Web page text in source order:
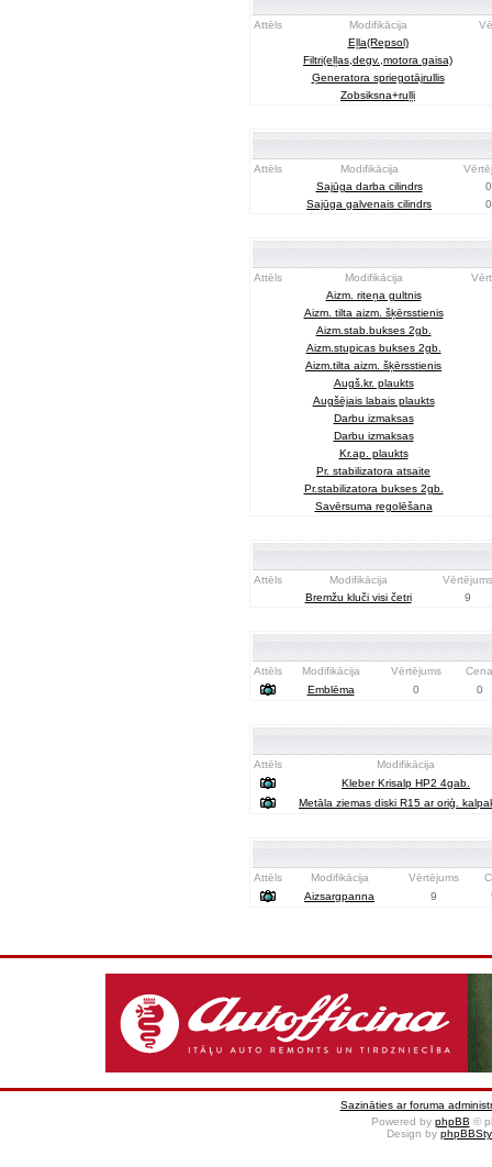
Attēls Modifikācija
Eļļa(Repsol)
Filtri(eļļas,degv.,motora gaisa)
Ģeneratora spriegotājrullis
Zobsiksna+ruļļi
Attēls Modifikācija
Sajūga darba cilindrs
0
Sajūga galvenais cilindrs
0
Attēls Modifikācija
Aizm. riteņa gultnis
Aizm. tilta aizm. šķērsstienis
Aizm.stab.bukses 2gb.
Aizm.stupicas bukses 2gb.
Aizm.tilta aizm. šķērsstienis
Augš.kr. plaukts
Augšējais labais plaukts
Darbu izmaksas
Darbu izmaksas
Kr.ap. plaukts
Pr. stabilizatora atsaite
Pr.stabilizatora bukses 2gb.
Savērsuma regolēšana
Attēls Modifikācija
Vērtējums
Bremžu kluči visi četri
9
Attēls Modifikācija Vērtējums
Cena
Emblēma
0 0
Attēls
Modifikācija
Kleber Krisalp HP2 4gab.
Metāla ziemas diski R15 ar oriģ.
Attēls Modifikācija Vērtējums
Aizsargpanna
9
Sazināties ar foruma
Powered by phpBB ©
Design by